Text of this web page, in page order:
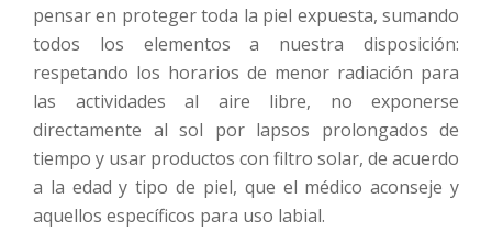
pensar en proteger toda la piel expuesta, sumando
todos los elementos a nuestra disposición:
respetando los horarios de menor radiación para
las actividades al aire libre, no exponerse
directamente al sol por lapsos prolongados de
tiempo y usar productos con filtro solar, de acuerdo
a la edad y tipo de piel, que el médico aconseje y
aquellos específicos para uso labial.